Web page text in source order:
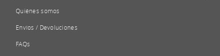
Quiénes somos
Envíos / Devoluciones
FAQs